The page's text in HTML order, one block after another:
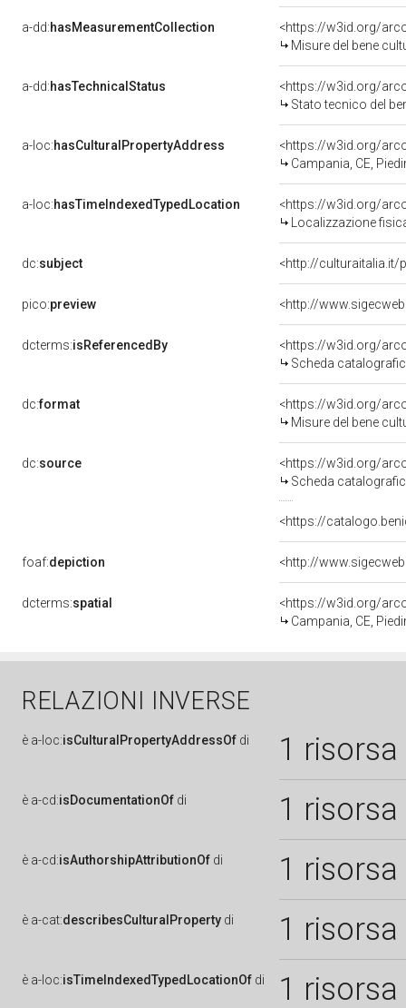
a-dd:hasMeasurementCollection
<https://w3id.org/
Misure del bene
a-dd:hasTechnicalStatus
<https://w3id.org/
Stato tecnico del
a-loc:hasCulturalPropertyAddress
<https://w3id.org/
Campania, CE,
a-loc:hasTimeIndexedTypedLocation
<https://w3id.org/
Localizzazione
dc:subject <http://culturaitalia.it/
pico:preview <http://
dcterms:isReferencedBy
<https://w3id.org/
Scheda
dc:format
<https://w3id.org/
Misure del bene
dc:source
<https://w3id.org/
Scheda
<https://
foaf:depiction <http://
dcterms:spatial
<https://w3id.org/
Campania, CE,
RELAZIONI INVERSE
è a-loc:isCulturalPropertyAddressOf di 1 risorsa
è a-cd:isDocumentationOf di 1 risorsa
è a-cd:isAuthorshipAttributionOf di 1 risorsa
è a-cat:describesCulturalProperty di 1 risorsa
è a-loc:isTimeIndexedTypedLocationOf di 1 risorsa